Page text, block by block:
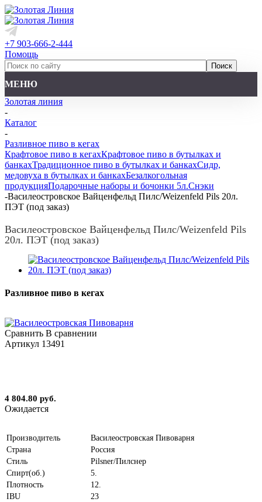
+7 903-666-2-444
Помощь
МЕНЮ
Золотая линия
-
Каталог
-
Разливное пиво в кегах
Крафтовое пиво в кегахКрафтовое пиво в бутылках и
банкахТрадиционное пиво в бутылках и банкахСидр,
медовуха в бутылках и банкахБезалкогольная
продукцияПодарочные наборы и бочонки 5л.Снэки
-Василеостровское Вайценфельд Пилс/Weizenfeld Pils 20л.
ПЭТ (под заказ)
Василеостровское Вайценфельд Пилс/Weizenfeld Pils
20л. ПЭТ (под заказ)
Разливное пиво в кегах
Сравнить В сравнении
Артикул 13491
4 804.80 руб.
Ожидается
Производитель
Василеостровская Пивоварня
Страна
Россия
Стиль
Pilsner/Пилснер
Спирт(об.)
5.
Плотность
12.
IBU
23